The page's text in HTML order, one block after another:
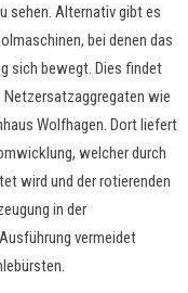
sehen. Alternativ gibt es
bei denen das
sich bewegt. Dies findet
Netzersatzaggregaten wie
Wolfhagen. Dort liefert
welcher durch
wird und der rotierenden
in der
vermeidet